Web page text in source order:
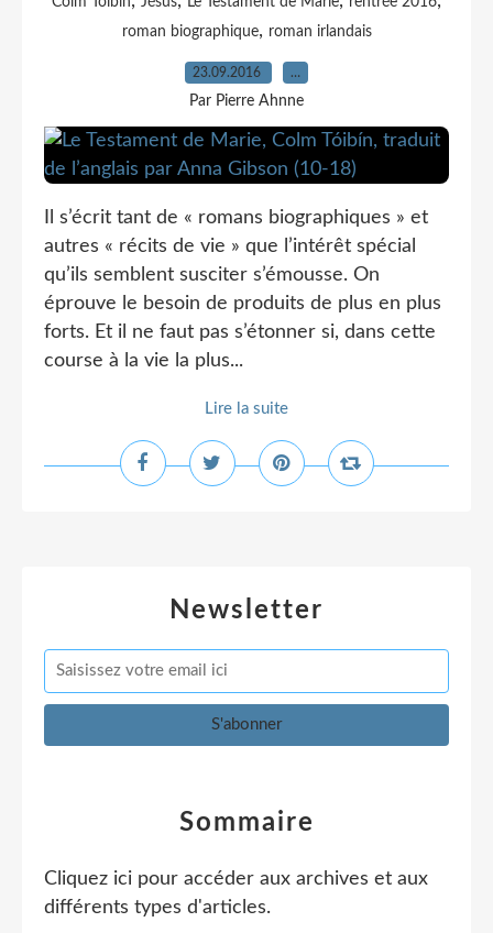
roman biographique, roman irlandais
23.09.2016 …
Par Pierre Ahnne
Il s’écrit tant de « romans biographiques » et
autres « récits de vie » que l’intérêt spécial
qu’ils semblent susciter s’émousse. On
éprouve le besoin de produits de plus en plus
forts. Et il ne faut pas s’étonner si, dans cette
course à la vie la plus...
Lire la suite
Newsletter
Sommaire
Cliquez ici pour accéder aux archives et aux
différents types d'articles.